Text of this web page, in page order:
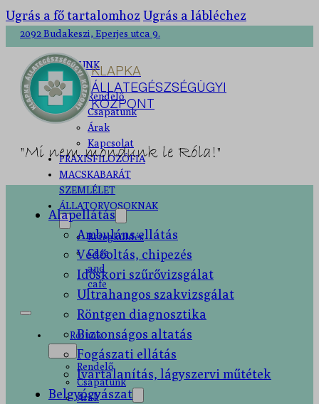
Ugrás a fő tartalomhoz Ugrás a lábléchez
2092 Budakeszi, Eperjes utca 9.
RÓLUNK
Rendelő
Csapatunk
Árak
Kapcsolat
PRAXISFILOZÓFIA
MACSKABARÁT
SZEMLÉLET
ÁLLATORVOSOKNAK
Betegküldés
Case
and
cafe
Rólunk
Rendelő
Csapatunk
Árak
KLAPKA
ÁLLATEGÉSZSÉGÜGYI
KÖZPONT
"Mi nem mondunk le Róla!"
Alapellátás
Ambuláns ellátás
Védőoltás, chipezés
Időskori szűrővizsgálat
Ultrahangos szakvizsgálat
Röntgen diagnosztika
Biztonságos altatás
Fogászati ellátás
Ivartalanítás, lágyszervi műtétek
Belgyógyászat